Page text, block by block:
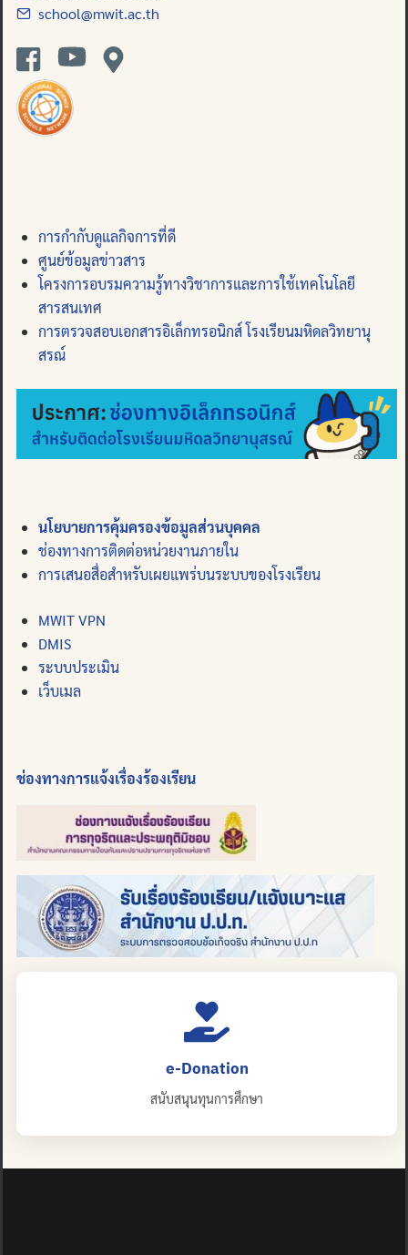
school@mwit.ac.th
การกำกับดูแลกิจการที่ดี
ศูนย์ข้อมูลข่าวสาร
โครงการอบรมความรู้ทางวิชาการและการใช้เทคโนโลยี
สารสนเทศ
การตรวจสอบเอกสารอิเล็กทรอนิกส์ โรงเรียนมหิดลวิทยานุ
สรณ์
นโยบายการคุ้มครองข้อมูลส่วนบุคคล
ช่องทางการติดต่อหน่วยงานภายใน
การเสนอสื่อสำหรับเผยแพร่บนระบบของโรงเรียน
MWIT VPN
DMIS
ระบบประเมิน
เว็บเมล
ช่องทางการแจ้งเรื่องร้องเรียน
e-Donation
สนับสนุนทุนการศึกษา